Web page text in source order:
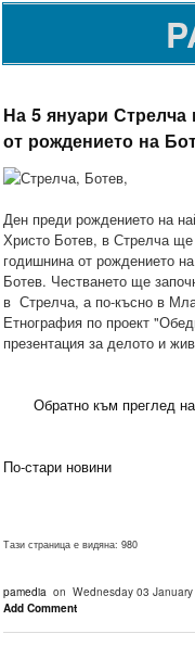
На 5 януари
от рождението на
Ден преди рождението на
Христо Ботев, в Стрелча ще
годишнина от рождението
Ботев. Честването ще
в Стрелча, а по-късно в
Етнография по проект
презентация за делото и
Обратно към преглед на
По-стари новини
Тази страница е видяна: 980
pamedia on Wednesday 03
Add Comment